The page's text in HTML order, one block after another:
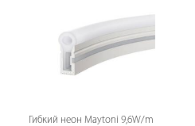
Гибкий неон Maytoni 9,6W/m